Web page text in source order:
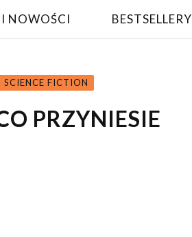
NOWOŚCI BESTSELLERY
SCIENCE FICTION
PRZYNIESIE